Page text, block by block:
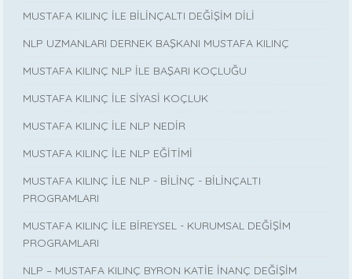
MUSTAFA KILINÇ İLE BİLİNÇALTI DEĞİŞİM DİLİ
NLP UZMANLARI DERNEK BAŞKANI MUSTAFA KILINÇ
MUSTAFA KILINÇ NLP İLE BAŞARI KOÇLUĞU
MUSTAFA KILINÇ İLE SİYASİ KOÇLUK
MUSTAFA KILINÇ İLE NLP NEDİR
MUSTAFA KILINÇ İLE NLP EĞİTİMİ
MUSTAFA KILINÇ İLE NLP - BİLİNÇ - BİLİNÇALTI
PROGRAMLARI
MUSTAFA KILINÇ İLE BİREYSEL - KURUMSAL DEĞİŞİM
PROGRAMLARI
NLP – MUSTAFA KILINÇ BYRON KATİE İNANÇ DEĞİŞİM